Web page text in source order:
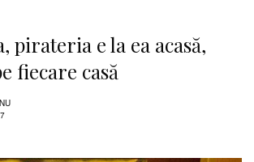
pirateria e la ea acasă,
fiecare casă